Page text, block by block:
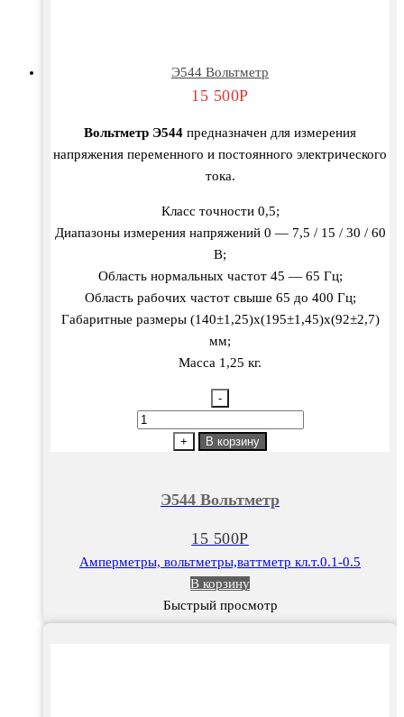
Э544 Вольтметр
15 500Р
Вольтметр Э544 предназначен для измерения
напряжения переменного и постоянного электрического
тока.
Класс точности 0,5;
Диапазоны измерения напряжений 0 — 7,5 / 15 / 30 / 60
В;
Область нормальных частот 45 — 65 Гц;
Область рабочих частот свыше 65 до 400 Гц;
Габаритные размеры (140±1,25)х(195±1,45)х(92±2,7)
мм;
Масса 1,25 кг.
-
Количество
+ В корзину
Э544 Вольтметр
15 500Р
Амперметры, вольтметры,ваттметр кл.т.0.1-0.5
В корзину
Быстрый просмотр